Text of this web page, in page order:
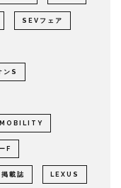
SEVフェア
ンS
F
掲載誌 LEXUS